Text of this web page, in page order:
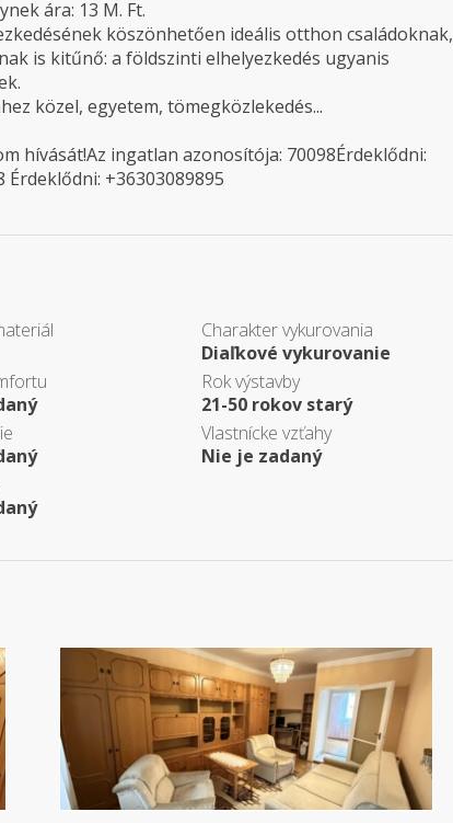
ára: 13 M. Ft.
köszönhetően ideális otthon családoknak,
is kitűnő: a földszinti elhelyezkedés ugyanis
közel, egyetem, tömegközlekedés...
hívását!Az ingatlan azonosítója: 70098Érdeklődni:
+36303089895
Charakter vykurovania
Diaľkové vykurovanie
Rok výstavby
21-50 rokov starý
Vlastnícke vzťahy
Nie je zadaný